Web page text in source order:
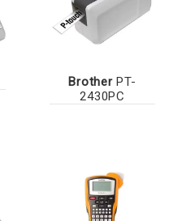
BrotherPT-
2430PC